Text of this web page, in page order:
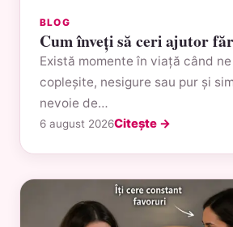
BLOG
Cum înveți să ceri ajutor
Există momente în viață când
copleșite, nesigure sau pur și
nevoie de…
6 august 2026Citește →